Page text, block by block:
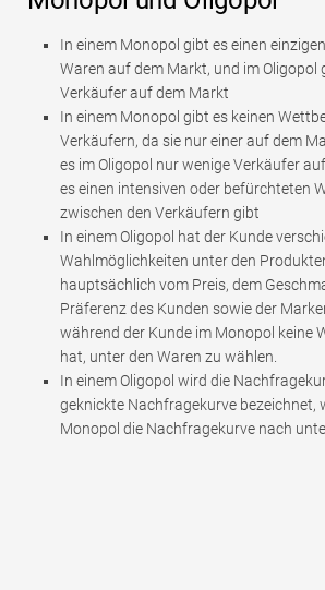
In einem Monopol gibt es einen
Waren auf dem Markt, und im Oligopol
Verkäufer auf dem Markt
In einem Monopol gibt es keinen
Verkäufern, da sie nur einer auf dem
es im Oligopol nur wenige Verkäufer
es einen intensiven oder befürchteten
zwischen den Verkäufern gibt
In einem Oligopol hat der Kunde
Wahlmöglichkeiten unter den
hauptsächlich vom Preis, dem
Präferenz des Kunden sowie der
während der Kunde im Monopol keine
hat, unter den Waren zu wählen.
In einem Oligopol wird die
geknickte Nachfragekurve bezeichnet,
Monopol die Nachfragekurve nach